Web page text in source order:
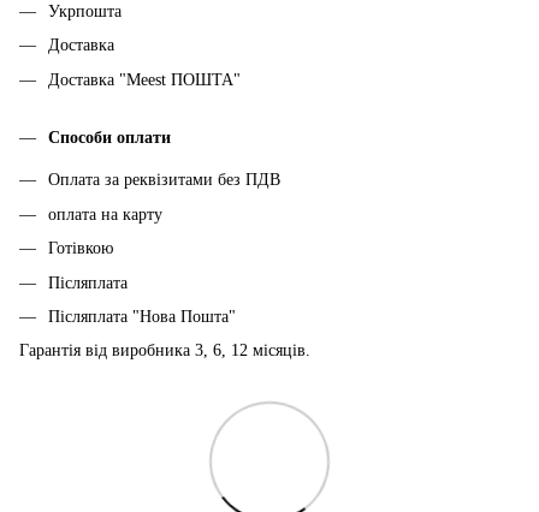
Укрпошта
Доставка
Доставка "Meest ПОШТА"
Способи оплати
Оплата за реквізитами без ПДВ
оплата на карту
Готівкою
Післяплата
Післяплата "Нова Пошта"
Гарантія від виробника 3, 6, 12 місяців.